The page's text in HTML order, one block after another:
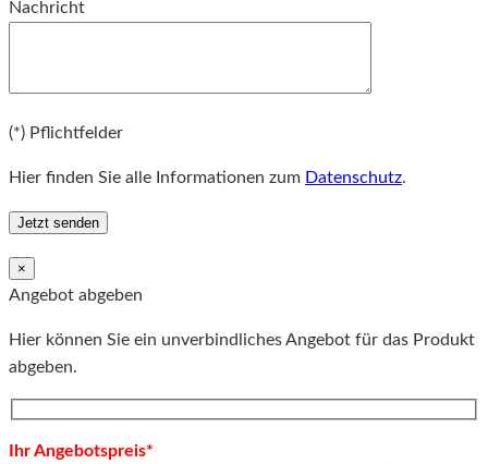
Nachricht
(*) Pflichtfelder
Hier finden Sie alle Informationen zum Datenschutz.
×
Angebot abgeben
Hier können Sie ein unverbindliches Angebot für das Produkt
abgeben.
Ihr Angebotspreis*